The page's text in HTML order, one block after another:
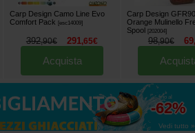
Carp Design Camo Line Evo
Comfort Pack
[esc14009]
392,90€ 291 ,65€
Acquista
Carp Design
Orange Mulinello
Spool [202004]
98,90€ 69
fino al
-62%
Vedi tutto »